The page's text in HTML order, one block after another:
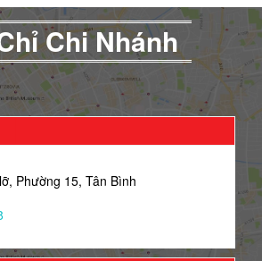
Chi Nhánh
Phường 15, Tân Bình